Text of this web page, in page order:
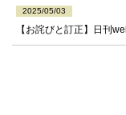
2025/05/03
【お詫びと訂正】日刊